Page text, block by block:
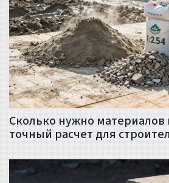
Сколько нужно материалов
точный расчет для